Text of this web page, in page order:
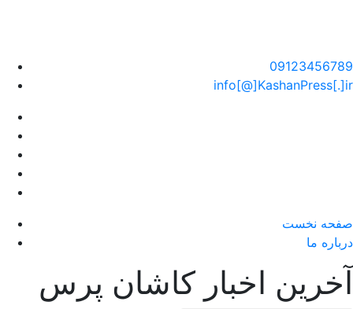
09123456789
info[@]KashanPress[.]ir
صفحه نخست
درباره ما
آخرین اخبار کاشان پرس